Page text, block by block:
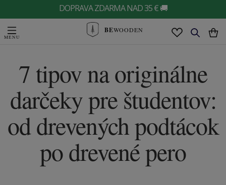
DOPRAVA ZDARMA NAD 35 € 🚚
BEWOODEN
7 tipov na originálne
darčeky pre študentov:
od drevených podtácok
po drevené pero